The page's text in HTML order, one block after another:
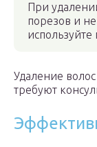
При
порезов и
Удаление
требуют